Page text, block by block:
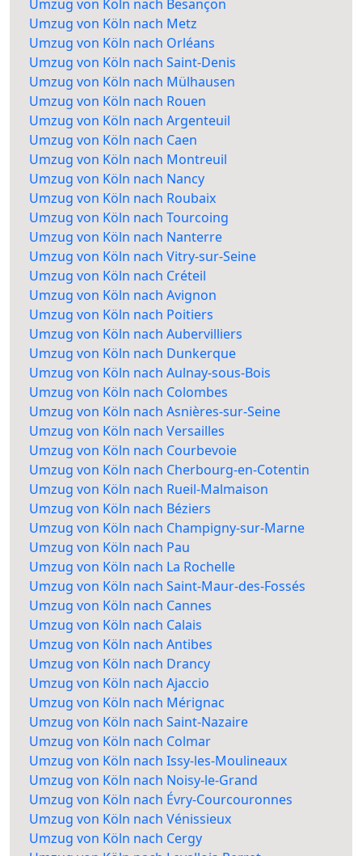
Umzug von Köln nach Besançon
Umzug von Köln nach Metz
Umzug von Köln nach Orléans
Umzug von Köln nach Saint-Denis
Umzug von Köln nach Mülhausen
Umzug von Köln nach Rouen
Umzug von Köln nach Argenteuil
Umzug von Köln nach Caen
Umzug von Köln nach Montreuil
Umzug von Köln nach Nancy
Umzug von Köln nach Roubaix
Umzug von Köln nach Tourcoing
Umzug von Köln nach Nanterre
Umzug von Köln nach Vitry-sur-Seine
Umzug von Köln nach Créteil
Umzug von Köln nach Avignon
Umzug von Köln nach Poitiers
Umzug von Köln nach Aubervilliers
Umzug von Köln nach Dunkerque
Umzug von Köln nach Aulnay-sous-Bois
Umzug von Köln nach Colombes
Umzug von Köln nach Asnières-sur-Seine
Umzug von Köln nach Versailles
Umzug von Köln nach Courbevoie
Umzug von Köln nach Cherbourg-en-Cotentin
Umzug von Köln nach Rueil-Malmaison
Umzug von Köln nach Béziers
Umzug von Köln nach Champigny-sur-Marne
Umzug von Köln nach Pau
Umzug von Köln nach La Rochelle
Umzug von Köln nach Saint-Maur-des-Fossés
Umzug von Köln nach Cannes
Umzug von Köln nach Calais
Umzug von Köln nach Antibes
Umzug von Köln nach Drancy
Umzug von Köln nach Ajaccio
Umzug von Köln nach Mérignac
Umzug von Köln nach Saint-Nazaire
Umzug von Köln nach Colmar
Umzug von Köln nach Issy-les-Moulineaux
Umzug von Köln nach Noisy-le-Grand
Umzug von Köln nach Évry-Courcouronnes
Umzug von Köln nach Vénissieux
Umzug von Köln nach Cergy